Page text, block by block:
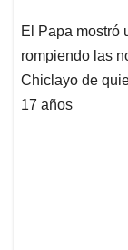
El Papa mostró
rompiendo las
Chiclayo de
17 años